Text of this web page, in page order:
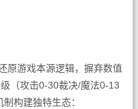
原游戏本源逻辑，摒弃数值
（攻击0-30裁决/魔法0-13
构建独特生态：